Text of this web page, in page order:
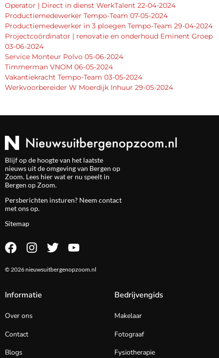
Operator | Direct in dienst WerkTalent 22-04-2024
Productiemedewerker Tempo-Team 07-05-2024
Productiemedewerker in 3 ploegen Tempo-Team 29-04-2024
Projectcoördinator | renovatie en onderhoud Eminent Groep
03-06-2024
Service Monteur Polvo 05-06-2024
Timmerman VNOM 06-05-2024
Vakantiekracht Tempo-Team 03-05-2024
Werkvoorbereider W Moerdijk Inhuur 29-05-2024
Blijf op de hoogte van het laatste
nieuws uit de omgeving van Bergen op
Zoom. Lees hier wat er nu speelt in
Bergen op Zoom.
Persberichten insturen? Neem contact
met ons op.
Sitemap
© 2026 nieuwsuitbergenopzoom.nl
Informatie
Over ons
Contact
Blogs
Bedrijvengids
Makelaar
Fotograaf
Fysiotherapie